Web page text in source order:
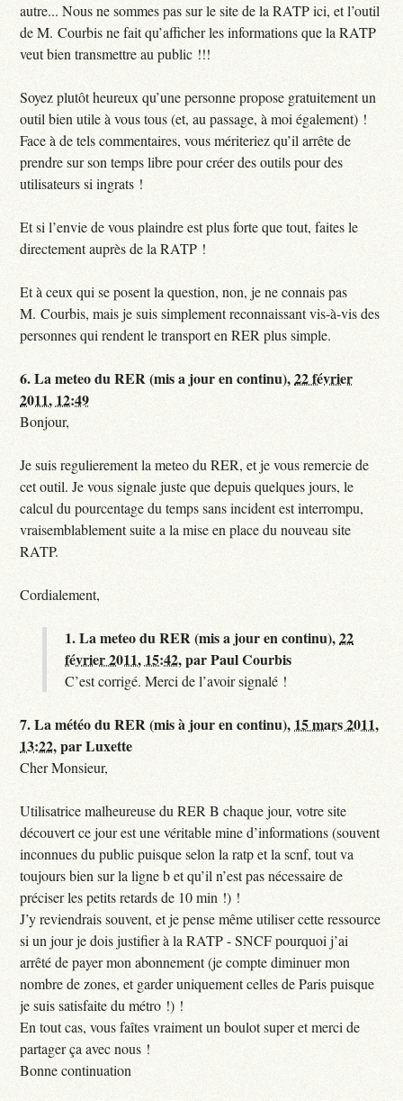
autre... Nous ne sommes pas sur le site de la RATP ici, et l’outil
de M. Courbis ne fait qu’afficher les informations que la RATP
veut bien transmettre au public !!!
Soyez plutôt heureux qu’une personne propose gratuitement un
outil bien utile à vous tous (et, au passage, à moi également) !
Face à de tels commentaires, vous mériteriez qu’il arrête de
prendre sur son temps libre pour créer des outils pour des
utilisateurs si ingrats !
Et si l’envie de vous plaindre est plus forte que tout, faites le
directement auprès de la RATP !
Et à ceux qui se posent la question, non, je ne connais pas
M. Courbis, mais je suis simplement reconnaissant vis-à-vis des
personnes qui rendent le transport en RER plus simple.
6.La meteo du RER (mis a jour en continu),22 février
2011, 12:49
Bonjour,
Je suis regulierement la meteo du RER, et je vous remercie de
cet outil. Je vous signale juste que depuis quelques jours, le
calcul du pourcentage du temps sans incident est interrompu,
vraisemblablement suite a la mise en place du nouveau site
RATP.
Cordialement,
1.La meteo du RER (mis a jour en continu),22
février 2011, 15:42,parPaul Courbis
C’est corrigé. Merci de l’avoir signalé !
7.La météo du RER (mis à jour en continu), 15 mars 2011,
13:22,parLuxette
Cher Monsieur,
Utilisatrice malheureuse du RER B chaque jour, votre site
découvert ce jour est une véritable mine d’informations (souvent
inconnues du public puisque selon la ratp et la scnf, tout va
toujours bien sur la ligne b et qu’il n’est pas nécessaire de
préciser les petits retards de 10 min !) !
J’y reviendrais souvent, et je pense même utiliser cette ressource
si un jour je dois justifier à la RATP - SNCF pourquoi j’ai
arrêté de payer mon abonnement (je compte diminuer mon
nombre de zones, et garder uniquement celles de Paris puisque
je suis satisfaite du métro !) !
En tout cas, vous faîtes vraiment un boulot super et merci de
partager ça avec nous !
Bonne continuation